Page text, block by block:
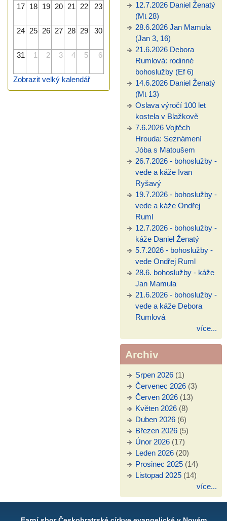
17 18 19 20 21 22 23
24 25 26 27 28 29 30
31 1 2 3 4 5 6
Zobrazit velký kalendář
12.7.2026 Daniel Ženatý
(Mt 28)
28.6.2026 Jan Mamula
(Jan 3, 16)
21.6.2026 Debora
Rumlová: rodinné
bohoslužby (Ef 6)
14.6.2026 Daniel Ženatý
(Mt 13)
Oslava výročí 100 let
kostela v Blažkově
7.6.2026 Vojtěch
Hrouda: Seznámení
Jóba s Matoušem
26.7.2026 - bohoslužby -
vede a káže Ivan
Ryšavý
19.7.2026 - bohoslužby -
vede a káže Ondřej
Ruml
12.7.2026 - bohoslužby -
káže Daniel Ženatý
5.7.2026 - bohoslužby -
vede Ondřej Ruml
28.6. bohoslužby - káže
Jan Mamula
21.6.2026 - bohoslužby -
vede a káže Debora
Rumlová
více...
Archiv
Srpen 2026(1)
Červenec 2026(3)
Červen 2026(13)
Květen 2026(8)
Duben 2026(6)
Březen 2026(5)
Únor 2026(17)
Leden 2026(20)
Prosinec 2025(14)
Listopad 2025(14)
více...